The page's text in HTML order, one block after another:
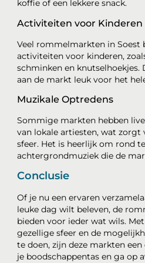
koffie of een lekkere snack.
Activiteiten voor Kinderen
Veel rommelmarkten in Soest
activiteiten voor kinderen,
schminken en knutselhoekjes.
aan de markt leuk voor het
Muzikale Optredens
Sommige markten hebben
van lokale artiesten, wat zorgt
sfeer. Het is heerlijk om rond
achtergrondmuziek die de
Conclusie
Of je nu een ervaren
leuke dag wilt beleven, de
bieden voor ieder wat wils.
gezellige sfeer en de
te doen, zijn deze markten
je boodschappentas en ga op